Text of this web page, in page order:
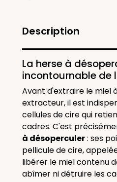
Description
La herse à
incontournable de
Avant d'extraire le miel
extracteur, il est
cellules de cire qui
cadres. C'est
à désoperculer: ses
pellicule de cire,
libérer le miel contenu
abîmer ni détruire les